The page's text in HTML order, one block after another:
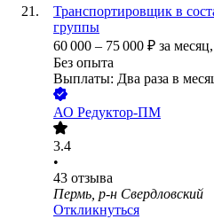
Транспортировщик в
группы
60 000 – 75 000 ₽ за месяц,
Без опыта
Выплаты: Два раза в
АО Редуктор-ПМ
3.4
•
43 отзыва
Пермь, р-н Свердловский
Откликнуться